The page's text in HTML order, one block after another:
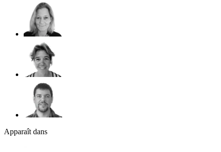
Apparaît dans